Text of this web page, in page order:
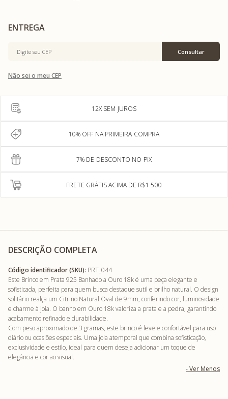
Não sei o meu CEP
12X SEM JUROS
10% OFF NA PRIMEIRA COMPRA
7% DE DESCONTO NO PIX
FRETE GRÁTIS ACIMA DE R$1.500
DESCRIÇÃO COMPLETA
Código identificador (SKU): PRT_044
Este Brinco em Prata 925 Banhado a Ouro 18k é uma peça elegante e
sofisticada, perfeita para quem busca destaque sutil e brilho natural. O design
solitário realça um Citrino Natural Oval de 9mm, conferindo cor, luminosidade
e charme à joia. O banho em Ouro 18k valoriza a prata e a pedra, garantindo
acabamento refinado e durabilidade.
Com peso aproximado de 3 gramas, este brinco é leve e confortável para uso
diário ou ocasiões especiais. Uma joia atemporal que combina sofisticação,
exclusividade e estilo, ideal para quem deseja adicionar um toque de
elegância e cor ao visual.